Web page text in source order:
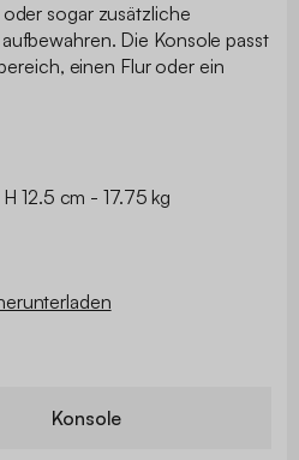
sogar zusätzliche
Die Konsole passt
einen Flur oder ein
12.5 cm - 17.75 kg
Konsole